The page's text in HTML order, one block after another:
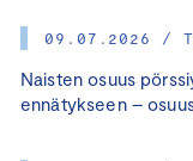
09.07.2026 /
Naisten osuus
ennätykseen –